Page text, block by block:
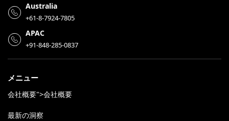
Australia
+61-8-7924-7805
APAC
+91-848-285-0837
メニュー
会社概要">会社概要
最新の洞察